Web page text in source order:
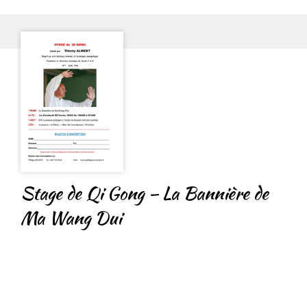
Stage de Qi Gong – La Bannière de
Ma Wang Dui